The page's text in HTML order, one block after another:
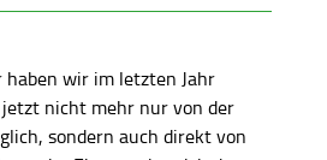
haben wir im letzten Jahr
nicht mehr nur von der
sondern auch direkt von